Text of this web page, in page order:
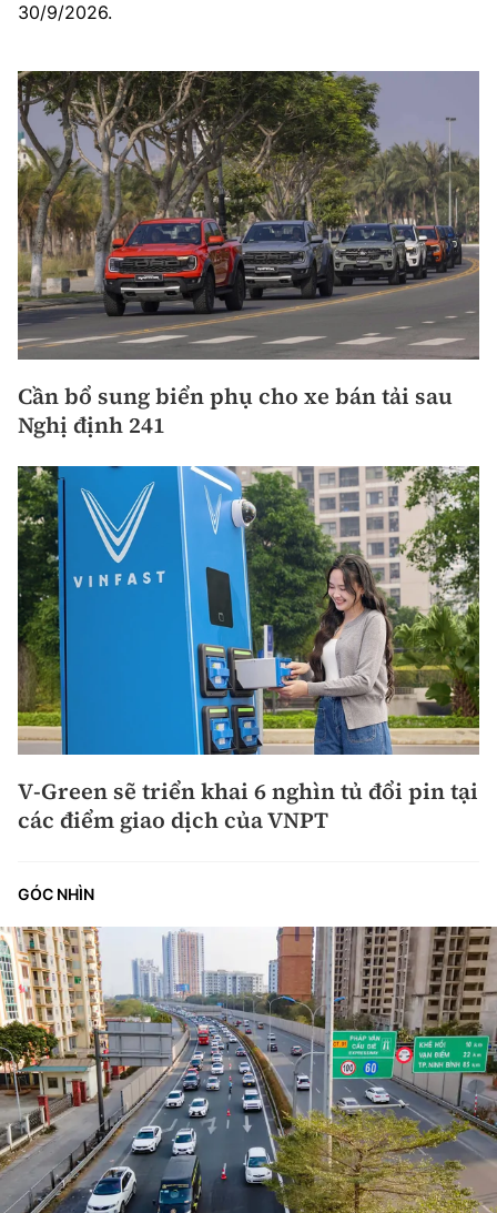
30/9/2026.
Cần bổ sung biển phụ cho xe bán tải sau
Nghị định 241
V-Green sẽ triển khai 6 nghìn tủ đổi pin tại
các điểm giao dịch của VNPT
GÓC NHÌN